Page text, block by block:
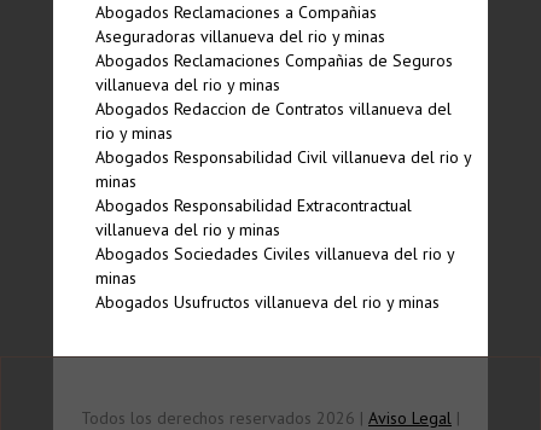
Abogados Reclamaciones a Compañias
Aseguradoras villanueva del rio y minas
Abogados Reclamaciones Compañias de Seguros
villanueva del rio y minas
Abogados Redaccion de Contratos villanueva del
rio y minas
Abogados Responsabilidad Civil villanueva del rio y
minas
Abogados Responsabilidad Extracontractual
villanueva del rio y minas
Abogados Sociedades Civiles villanueva del rio y
minas
Abogados Usufructos villanueva del rio y minas
Todos los derechos reservados 2026 | Aviso Legal |